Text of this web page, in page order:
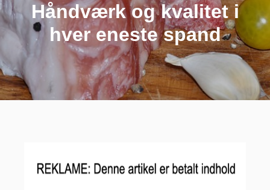
Håndværk og kvalitet i
hver eneste spand